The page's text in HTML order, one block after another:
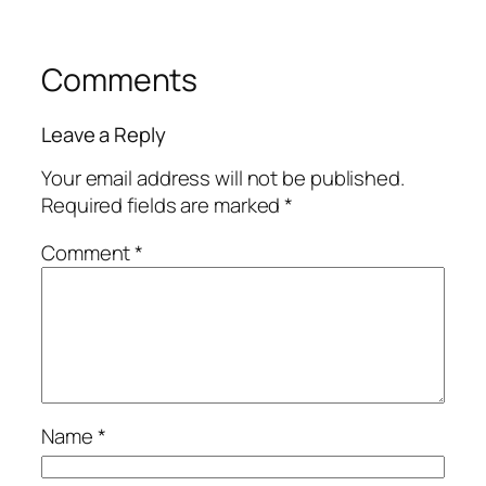
Comments
Leave a Reply
Your email address will not be published.
Required fields are marked*
Comment*
Name*